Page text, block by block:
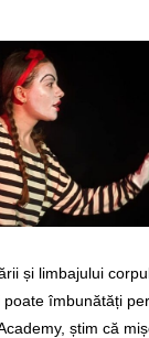
și limbajului
îmbunătăți
știm că